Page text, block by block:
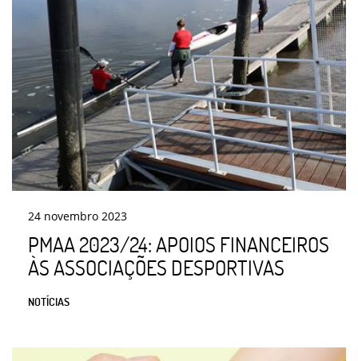
24 novembro 2023
PMAA 2023/24: APOIOS FINANCEIROS
ÀS ASSOCIAÇÕES DESPORTIVAS
NOTÍCIAS